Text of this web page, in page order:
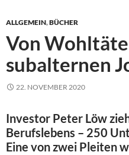
ALLGEMEIN,BÜCHER
Von
subalternen
22. NOVEMBER 2020
Investor Peter Löw
Berufslebens – 250
Eine von zwei Pleiten